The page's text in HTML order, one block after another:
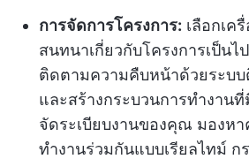
การจัดการโครงการ: เลือกเค
สนทนาเกี่ยวกับโครงการเป็นไ
ติดตามความคืบหน้าด้วยระบ
และสร้างกระบวนการทำงาน
จัดระเบียบงานของคุณ มองห
ทำงานร่วมกันแบบเรียลไทม์ ก